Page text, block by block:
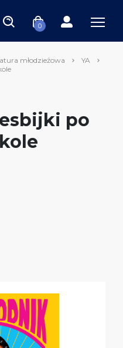
0
młodzieżowa
YA
po